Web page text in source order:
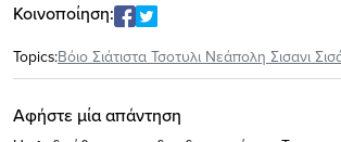
Κοινοποίηση:
Topics:Βόιο Σιάτιστα Τσοτυλι Νεάπολη Σισανι
Αφήστε μία απάντηση